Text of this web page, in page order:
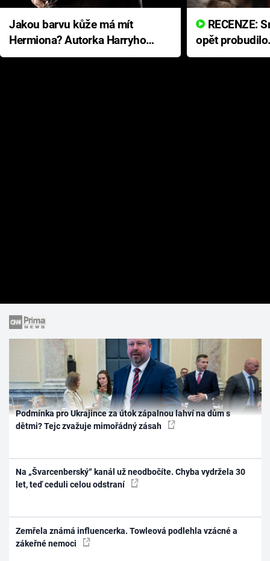
Jakou barvu kůže má mít
Hermiona? Autorka Harryho
Pottera přišla s ráznou
opět
přichází s
Podmínka pro Ukrajince za útok zápalnou lahví na dům s
dětmi? Tejc zvažuje mimořádný zásah
Na „Švarcenberský“ kanál už neodbočíte. Chyba vydržela 30
let, teď ceduli celou odstraní
Zemřela známá influencerka. Towleová podlehla vzácné a
zákeřné nemoci